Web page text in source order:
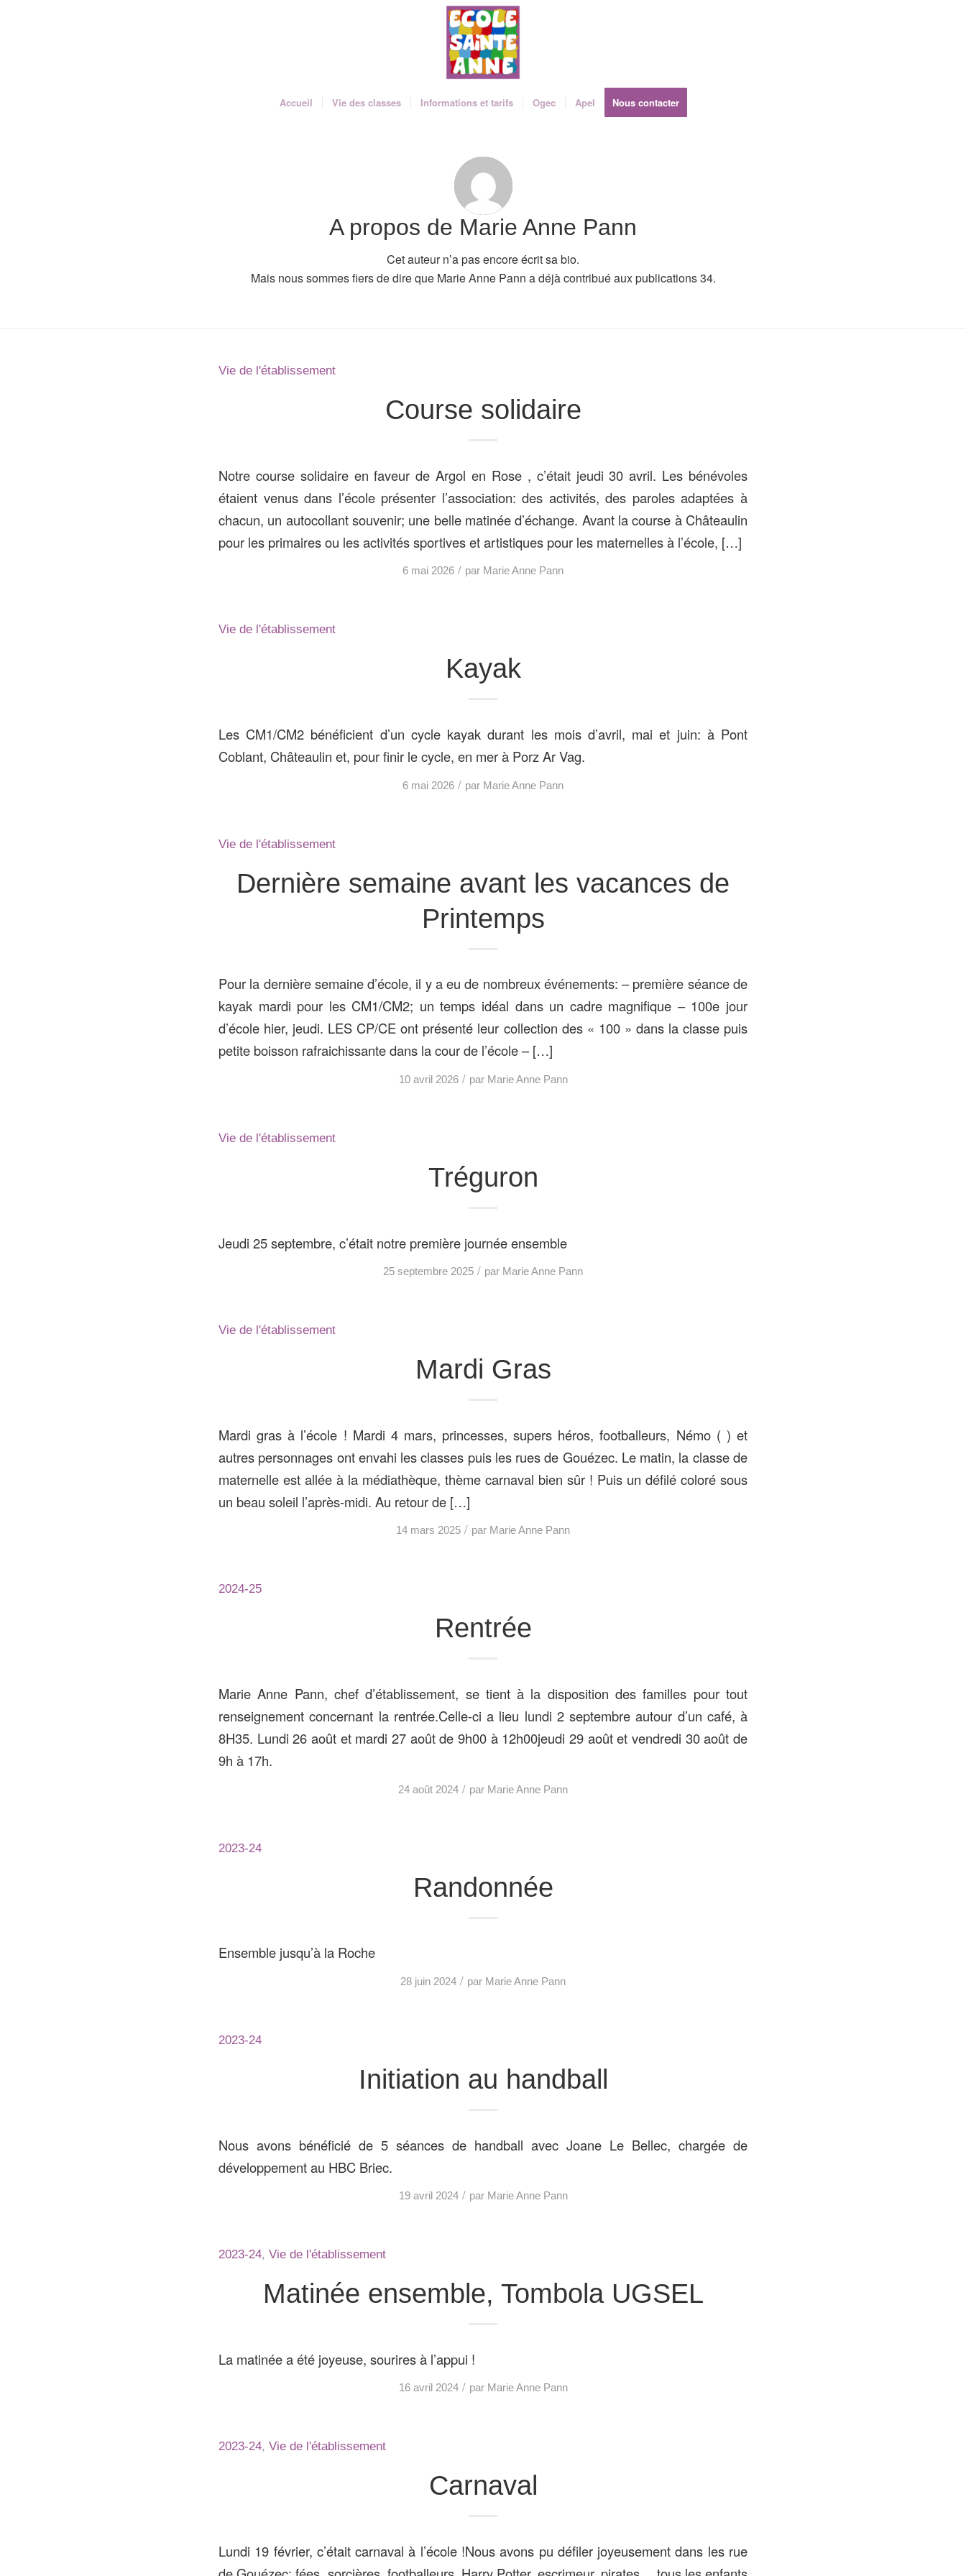
Accueil Vie des classes Informations et tarifs Ogec Apel Nous contacter
A propos de Marie Anne Pann
Cet auteur n’a pas encore écrit sa bio.
Mais nous sommes fiers de dire que Marie Anne Pann a déjà contribué aux publications 34.
Vie de l'établissement
Course solidaire
Notre course solidaire en faveur de Argol en Rose , c’était jeudi 30 avril. Les bénévoles
étaient venus dans l’école présenter l’association: des activités, des paroles adaptées à
chacun, un autocollant souvenir; une belle matinée d’échange. Avant la course à Châteaulin
pour les primaires ou les activités sportives et artistiques pour les maternelles à l’école, […]
6 mai 2026 / par Marie Anne Pann
Vie de l'établissement
Kayak
Les CM1/CM2 bénéficient d’un cycle kayak durant les mois d’avril, mai et juin: à Pont
Coblant, Châteaulin et, pour finir le cycle, en mer à Porz Ar Vag.
6 mai 2026 / par Marie Anne Pann
Vie de l'établissement
Dernière semaine avant les vacances de
Printemps
Pour la dernière semaine d’école, il y a eu de nombreux événements: – première séance de
kayak mardi pour les CM1/CM2; un temps idéal dans un cadre magnifique – 100e jour
d’école hier, jeudi. LES CP/CE ont présenté leur collection des « 100 » dans la classe puis
petite boisson rafraichissante dans la cour de l’école – […]
10 avril 2026 / par Marie Anne Pann
Vie de l'établissement
Tréguron
Jeudi 25 septembre, c’était notre première journée ensemble
25 septembre 2025 / par Marie Anne Pann
Vie de l'établissement
Mardi Gras
Mardi gras à l’école ! Mardi 4 mars, princesses, supers héros, footballeurs, Némo ( ) et
autres personnages ont envahi les classes puis les rues de Gouézec. Le matin, la classe de
maternelle est allée à la médiathèque, thème carnaval bien sûr ! Puis un défilé coloré sous
un beau soleil l’après-midi. Au retour de […]
14 mars 2025 / par Marie Anne Pann
2024-25
Rentrée
Marie Anne Pann, chef d’établissement, se tient à la disposition des familles pour tout
renseignement concernant la rentrée.Celle-ci a lieu lundi 2 septembre autour d’un café, à
8H35. Lundi 26 août et mardi 27 août de 9h00 à 12h00jeudi 29 août et vendredi 30 août de
9h à 17h.
24 août 2024 / par Marie Anne Pann
2023-24
Randonnée
Ensemble jusqu’à la Roche
28 juin 2024 / par Marie Anne Pann
2023-24
Initiation au handball
Nous avons bénéficié de 5 séances de handball avec Joane Le Bellec, chargée de
développement au HBC Briec.
19 avril 2024 / par Marie Anne Pann
2023-24, Vie de l'établissement
Matinée ensemble, Tombola UGSEL
La matinée a été joyeuse, sourires à l’appui !
16 avril 2024 / par Marie Anne Pann
2023-24, Vie de l'établissement
Carnaval
Lundi 19 février, c’était carnaval à l’école !Nous avons pu défiler joyeusement dans les rue